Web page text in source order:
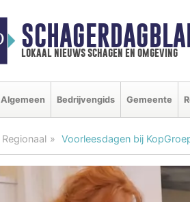
lokaal nieuws schagen en omgeving
Algemeen Bedrijvengids Gemeente
Regionaal Voorleesdagen bij